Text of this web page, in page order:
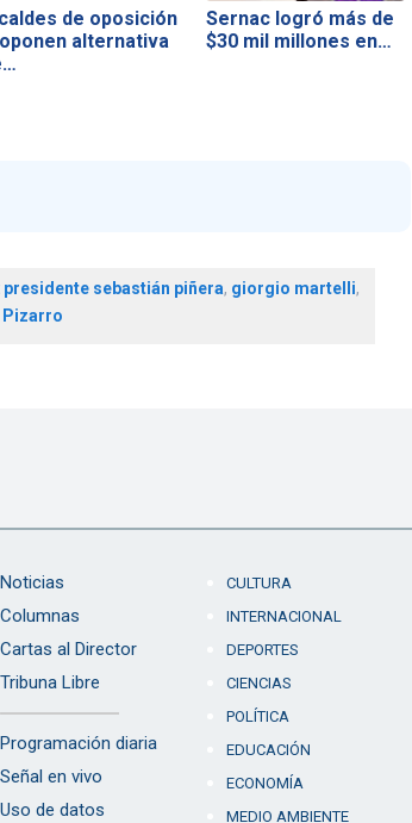
de oposición
alternativa
Sernac logró más de
$30 mil millones en…
presidente sebastián piñera, giorgio martelli,
Noticias
Columnas
Cartas al Director
Tribuna Libre
Programación diaria
Señal en vivo
Uso de datos
CULTURA
INTERNACIONAL
DEPORTES
CIENCIAS
POLÍTICA
EDUCACIÓN
ECONOMÍA
MEDIO AMBIENTE